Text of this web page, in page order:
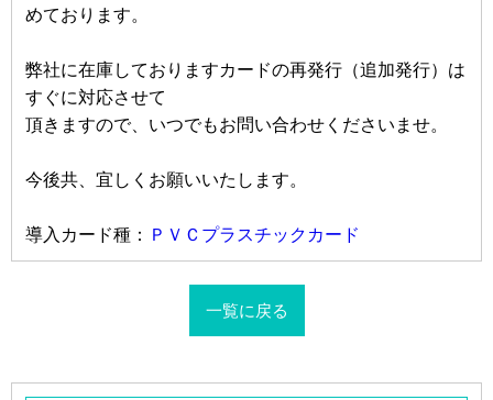
めております。
弊社に在庫しておりますカードの再発行（追加発行）は
すぐに対応させて
頂きますので、いつでもお問い合わせくださいませ。
今後共、宜しくお願いいたします。
導入カード種： ＰＶＣプラスチックカード
一覧に戻る